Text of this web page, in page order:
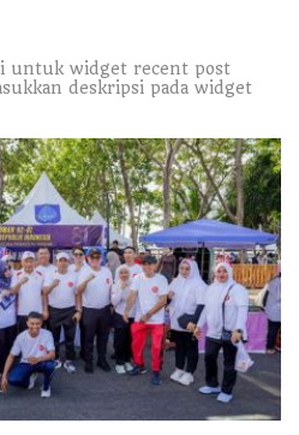
untuk widget recent post
deskripsi pada widget